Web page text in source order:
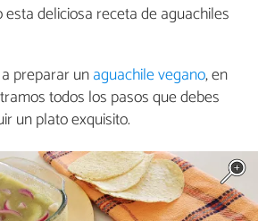
deliciosa receta de aguachiles
preparar unaguachile vegano, en
todos los pasos que debes
un plato exquisito.